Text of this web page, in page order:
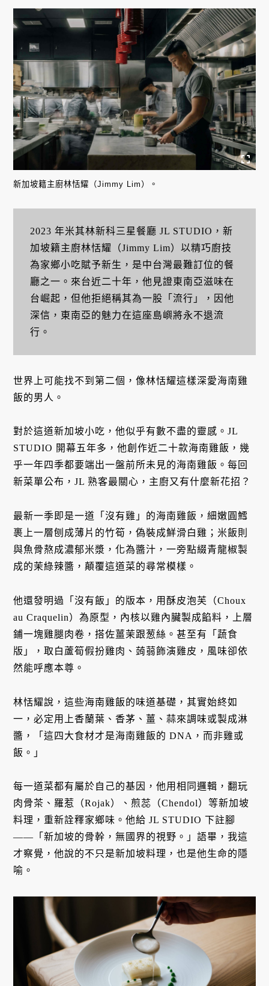
新加坡籍主廚林恬耀（Jimmy Lim）。
2023 年米其林新科三星餐廳 JL STUDIO，新
加坡籍主廚林恬耀（Jimmy Lim）以精巧廚技
為家鄉小吃賦予新生，是中台灣最難訂位的餐
廳之一。來台近二十年，他見證東南亞滋味在
台崛起，但他拒絕稱其為一股「流行」，因他
深信，東南亞的魅力在這座島嶼將永不退流
行。
世界上可能找不到第二個，像林恬耀這樣深愛海南雞
飯的男人。
對於這道新加坡小吃，他似乎有數不盡的靈感。JL
STUDIO 開幕五年多，他創作近二十款海南雞飯，幾
乎一年四季都要端出一盤前所未見的海南雞飯。每回
新菜單公布，JL 熟客最關心，主廚又有什麼新花招？
最新一季即是一道「沒有雞」的海南雞飯，細嫩圓鱈
裹上一層刨成薄片的竹筍，偽裝成鮮滑白雞；米飯則
與魚骨熬成濃郁米漿，化為醬汁，一旁點綴青龍椒製
成的茉綠辣醬，顛覆這道菜的尋常模樣。
他還發明過「沒有飯」的版本，用酥皮泡芙（Choux
au Craquelin）為原型，內核以雞內臟製成餡料，上層
鋪一塊雞腿肉卷，搭佐薑茉跟葱絲。甚至有「蔬食
版」，取白蘆筍假扮雞肉、蒟蒻飾演雞皮，風味卻依
然能呼應本尊。
林恬耀說，這些海南雞飯的味道基礎，其實始終如
一，必定用上香蘭葉、香茅、薑、蒜來調味或製成淋
醬，「這四大食材才是海南雞飯的 DNA，而非雞或
飯。」
每一道菜都有屬於自己的基因，他用相同邏輯，翻玩
肉骨茶、羅惹（Rojak）、煎蕊（Chendol）等新加坡
料理，重新詮釋家鄉味。他給 JL STUDIO 下註腳
——「新加坡的骨幹，無國界的視野。」語畢，我這
才察覺，他說的不只是新加坡料理，也是他生命的隱
喻。